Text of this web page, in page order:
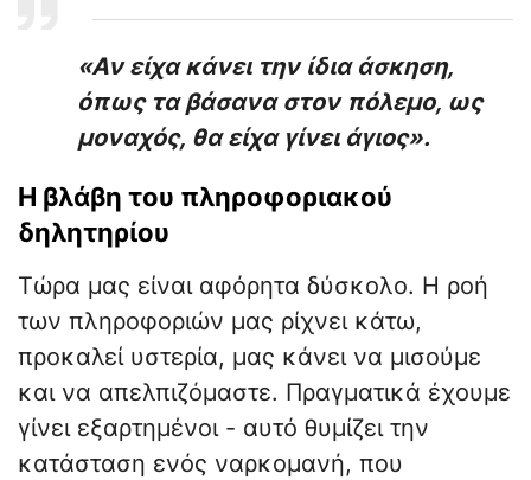
«Αν είχα κάνει την ίδια άσκηση,
όπως τα βάσανα στον πόλεμο, ως
μοναχός, θα είχα γίνει άγιος».
Η βλάβη του πληροφοριακού
δηλητηρίου
Τώρα μας είναι αφόρητα δύσκολο. Η ροή
των πληροφοριών μας ρίχνει κάτω,
προκαλεί υστερία, μας κάνει να μισούμε
και να απελπιζόμαστε. Πραγματικά έχουμε
γίνει εξαρτημένοι - αυτό θυμίζει την
κατάσταση ενός ναρκομανή, που